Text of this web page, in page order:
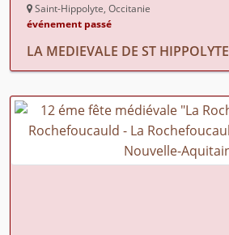
Saint-Hippolyte, Occitanie
événement passé
LA MEDIEVALE DE ST HIPPOLYTE